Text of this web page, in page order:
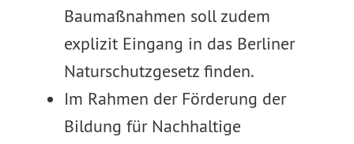
Baumaßnahmen soll zudem
explizit Eingang in das Berliner
Naturschutzgesetz finden.
Im Rahmen der Förderung der
Bildung für Nachhaltige